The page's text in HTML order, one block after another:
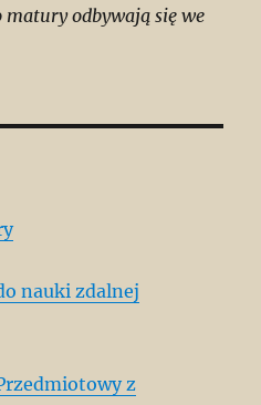
matury odbywają się we
nauki zdalnej
z